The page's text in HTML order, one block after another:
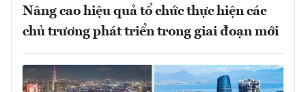
Nâng cao hiệu quả tổ chức thực hiện các
chủ trương phát triển trong giai đoạn mới